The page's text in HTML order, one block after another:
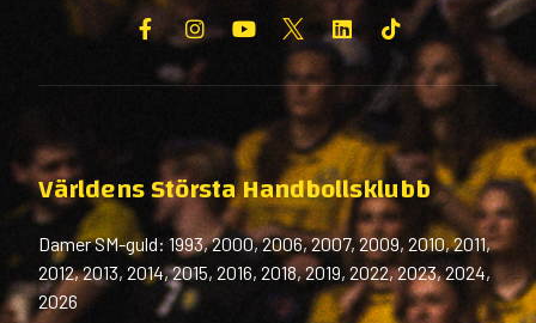
Världens Största Handbollsklubb
Damer SM-guld: 1993, 2000, 2006, 2007, 2009, 2010, 2011,
2012, 2013, 2014, 2015, 2016, 2018, 2019, 2022, 2023, 2024,
2026